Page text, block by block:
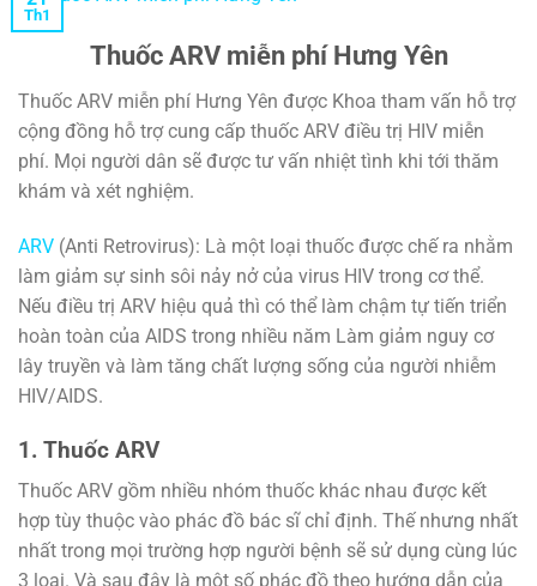
Th1
Thuốc ARV miễn phí Hưng Yên
Thuốc ARV miễn phí Hưng Yên được Khoa tham vấn hỗ trợ
cộng đồng hỗ trợ cung cấp thuốc ARV điều trị HIV miễn
phí. Mọi người dân sẽ được tư vấn nhiệt tình khi tới thăm
khám và xét nghiệm.
ARV (Anti Retrovirus): Là một loại thuốc được chế ra nhằm
làm giảm sự sinh sôi nảy nở của virus HIV trong cơ thể.
Nếu điều trị ARV hiệu quả thì có thể làm chậm tự tiến triển
hoàn toàn của AIDS trong nhiều năm Làm giảm nguy cơ
lây truyền và làm tăng chất lượng sống của người nhiễm
HIV/AIDS.
1. Thuốc ARV
Thuốc ARV gồm nhiều nhóm thuốc khác nhau được kết
hợp tùy thuộc vào phác đồ bác sĩ chỉ định. Thế nhưng nhất
nhất trong mọi trường hợp người bệnh sẽ sử dụng cùng lúc
3 loại. Và sau đây là một số phác đồ theo hướng dẫn của